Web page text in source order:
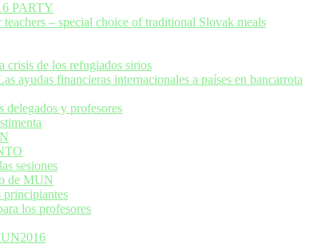
PARTY
– special choice of traditional Slovak meals
de los refugiados sirios
ayudas financieras internacionales a países en bancarrota
delegados y profesores
sesiones
de MUN
principiantes
los profesores